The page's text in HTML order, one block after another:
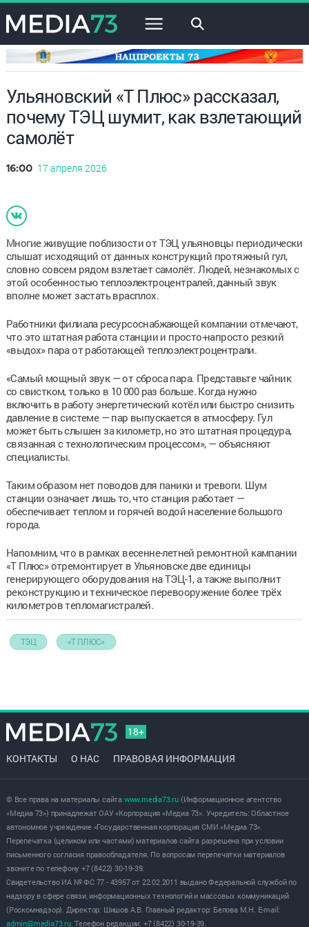
×
Ульяновский «Т Плюс» рассказал,
почему ТЭЦ шумит, как взлетающий
самолёт
16:00 17 апреля 2026
Многие живущие поблизости от ТЭЦ ульяновцы периодически
слышат исходящий от данных конструкций протяжный гул,
словно совсем рядом взлетает самолёт. Людей, незнакомых с
этой особенностью теплоэлектроцентралей, данный звук
вполне может застать врасплох.
Работники филиала ресурсоснабжающей компании отмечают,
что это штатная работа станции и просто-напросто резкий
«выдох» пара от работающей теплоэлектроцентрали.
«Самый мощный звук — от сброса пара. Представьте чайник
со свистком, только в 10 000 раз больше. Когда нужно
включить в работу энергетический котёл или быстро снизить
давление в системе — пар выпускается в атмосферу. Гул
может быть слышен за километр, но это штатная процедура,
связанная с технологическим процессом», — объясняют
специалисты.
Таким образом нет поводов для паники и тревоги. Шум
станции означает лишь то, что станция работает —
обеспечивает теплом и горячей водой население большого
города.
Напомним, что в рамках весенне-летней ремонтной кампании
«Т Плюс» отремонтирует в Ульяновске две единицы
генерирующего оборудования на ТЭЦ-1, а также выполнит
реконструкцию и техническое перевооружение более трёх
километров тепломагистралей.
ТЭЦ «Т ПЛЮС»
18+
КОНТАКТЫ О НАС ПРАВОВАЯ ИНФОРМАЦИЯ
© Все права на материалы сайта www.media73.ru(Информационное агентство
«Медиа 73») принадлежат ОАУ «Корпорация «Медиа 73». Учредитель: Областное
автономное учреждение «Государственная корпорация СМИ «Медиа 73».
Перепечатка (целиком или частями) материалов сайта разрешена при условии
письменного согласия правообладателя. По вопросам перепечатки материалов
звоните по телефону +7 (8422) 30-19-39.
Свидетельство ИА № ФС 77 - 43957 от 22.02.2011 выдано Федеральной службой по
надзору в сфере связи, информационных технологий и массовых коммуникаций
(Роскомнадзор). Директор: Шишов А.В. Главный редактор: Белова М.Н. E-mail:
admin@media73.ru. Телефон редакции: +7 (8422) 30-19-39.